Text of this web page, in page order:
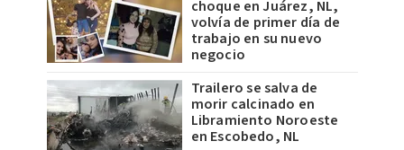
choque en Juárez, NL,
volvía de primer día de
trabajo en su nuevo
negocio
Trailero se salva de
morir calcinado en
Libramiento Noroeste
en Escobedo, NL